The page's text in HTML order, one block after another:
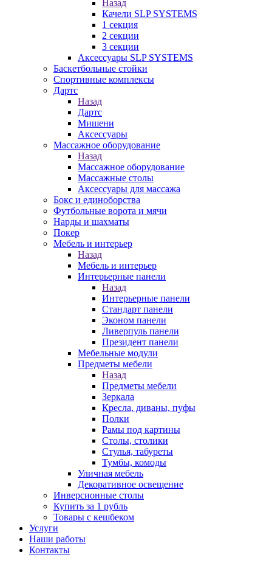
Назад
Качели SLP SYSTEMS
1 секция
2 секции
3 секции
Аксессуары SLP SYSTEMS
Баскетбольные стойки
Спортивные комплексы
Дартс
Назад
Дартс
Мишени
Аксессуары
Массажное оборудование
Назад
Массажное оборудование
Массажные столы
Аксессуары для массажа
Бокс и единоборства
Футбольные ворота и мячи
Нарды и шахматы
Покер
Мебель и интерьер
Назад
Мебель и интерьер
Интерьерные панели
Назад
Интерьерные панели
Стандарт панели
Эконом панели
Ливерпуль панели
Президент панели
Мебельные модули
Предметы мебели
Назад
Предметы мебели
Зеркала
Кресла, диваны, пуфы
Полки
Рамы под картины
Столы, столики
Стулья, табуреты
Тумбы, комоды
Уличная мебель
Декоративное освещение
Инверсионные столы
Купить за 1 рубль
Товары с кешбеком
Услуги
Наши работы
Контакты